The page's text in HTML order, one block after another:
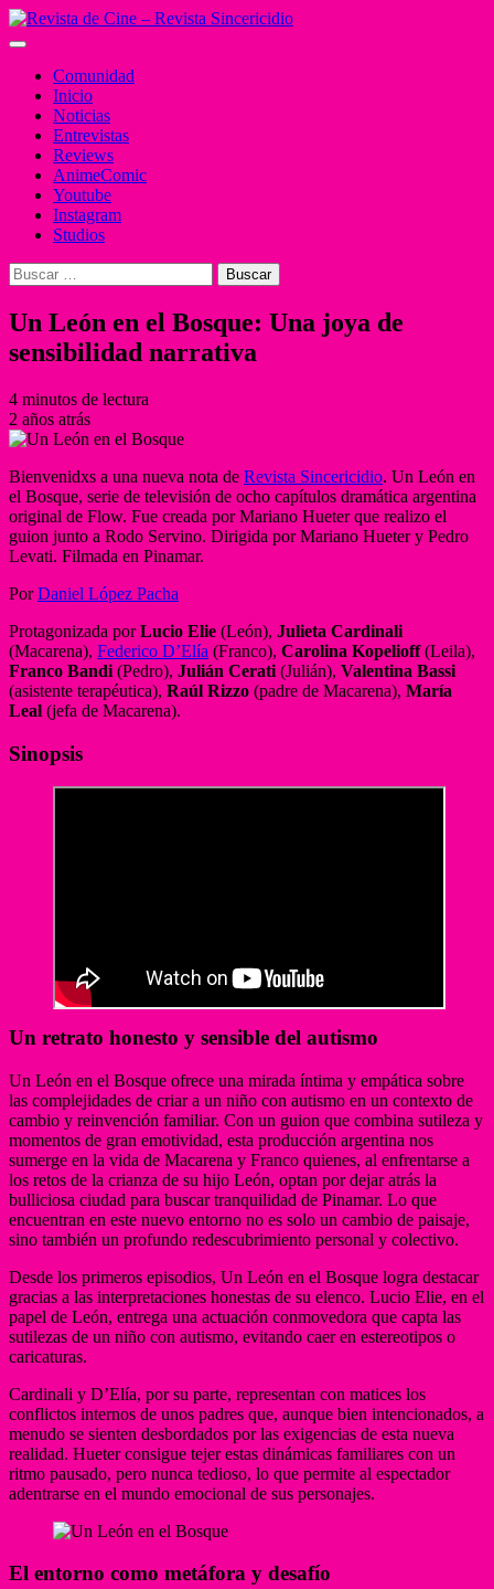
Saltar
al
Menú
principalComunidad
Inicio
Noticias
Entrevistas
Reviews
AnimeComic
Youtube
Instagram
Studios
Buscar:
Un León en el Bosque: Una joya de
sensibilidad narrativa
4 minutos de lectura
2 años atrás
Bienvenidxs a una nueva nota de Revista Sincericidio. Un León en
el Bosque, serie de televisión de ocho capítulos dramática argentina
original de Flow. Fue creada por Mariano Hueter que realizo el
guion junto a Rodo Servino. Dirigida por Mariano Hueter y Pedro
Levati. Filmada en Pinamar.
PorDaniel López Pacha
Protagonizada porLucio Elie (León), Julieta Cardinali
(Macarena), Federico D’Elía (Franco), Carolina Kopelioff(Leila),
Franco Bandi (Pedro), Julián Cerati (Julián), Valentina Bassi
(asistente terapéutica), Raúl Rizzo (padre de Macarena), María
Leal (jefa de Macarena).
Sinopsis
Un retrato honesto y sensible del autismo
Un León en el Bosque ofrece una mirada íntima y empática sobre
las complejidades de criar a un niño con autismo en un contexto de
cambio y reinvención familiar. Con un guion que combina sutileza y
momentos de gran emotividad, esta producción argentina nos
sumerge en la vida de Macarena y Franco quienes, al enfrentarse a
los retos de la crianza de su hijo León, optan por dejar atrás la
bulliciosa ciudad para buscar tranquilidad de Pinamar. Lo que
encuentran en este nuevo entorno no es solo un cambio de paisaje,
sino también un profundo redescubrimiento personal y colectivo.
Desde los primeros episodios, Un León en el Bosque logra destacar
gracias a las interpretaciones honestas de su elenco. Lucio Elie, en el
papel de León, entrega una actuación conmovedora que capta las
sutilezas de un niño con autismo, evitando caer en estereotipos o
caricaturas.
Cardinali y D’Elía, por su parte, representan con matices los
conflictos internos de unos padres que, aunque bien intencionados, a
menudo se sienten desbordados por las exigencias de esta nueva
realidad. Hueter consigue tejer estas dinámicas familiares con un
ritmo pausado, pero nunca tedioso, lo que permite al espectador
adentrarse en el mundo emocional de sus personajes.
El entorno como metáfora y desafío